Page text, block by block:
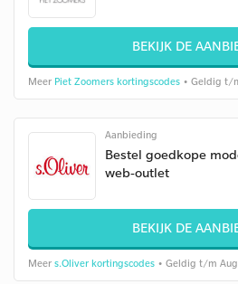
BEKIJK DE
Meer Piet Zoomers kortingscodes • Geldig t/
Aanbieding
Bestel goedkope
web-outlet
BEKIJK DE
Meer s.Oliver kortingscodes • Geldig t/m